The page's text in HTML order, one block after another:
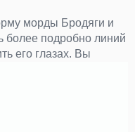
морды Бродяги и
более подробно линий
его глазах. Вы